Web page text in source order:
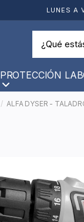
LUNES A
PROTECCIÓN
ALFA DYSER -